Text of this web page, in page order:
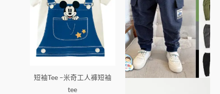
短袖Tee –米奇工人褲短袖
tee
多
種
式。
可
產
多
種
款
式。
可
在